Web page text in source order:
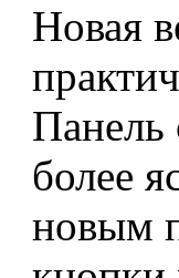
Новая
Панель
более
новым